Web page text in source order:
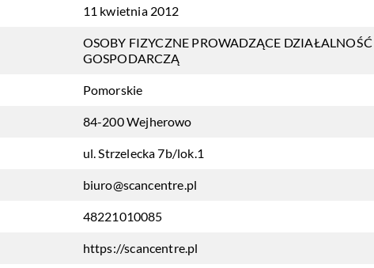
11 kwietnia 2012
OSOBY FIZYCZNE PROWADZĄCE DZIAŁALNOŚĆ
GOSPODARCZĄ
Pomorskie
84-200 Wejherowo
ul. Strzelecka 7b/lok.1
biuro@scancentre.pl
48221010085
https://scancentre.pl